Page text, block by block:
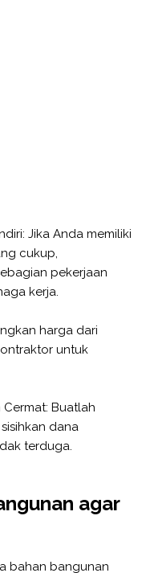
Jika Anda memiliki
cukup,
pekerjaan
kerja.
harga dari
untuk
Buatlah
dana
terduga.
agar
bahan bangunan